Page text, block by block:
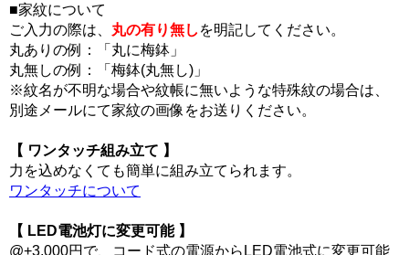
■家紋について
ご入力の際は、 丸の有り無し を明記してください。
丸ありの例：「丸に梅鉢」
丸無しの例：「梅鉢(丸無し)」
※紋名が不明な場合や紋帳に無いような特殊紋の場合は、
別途メールにて家紋の画像をお送りください。
【 ワンタッチ組み立て 】
力を込めなくても簡単に組み立てられます。
ワンタッチについて
【 LED電池灯に変更可能 】
@+3,000円で、コード式の電源からLED電池式に変更可能